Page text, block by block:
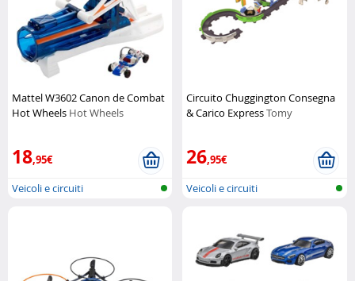
Mattel W3602 Canon de Combat
Hot Wheels Hot Wheels
18,95€
Veicoli e circuiti
Circuito Chuggington Consegna
& Carico ExpressTomy
26,95€
Veicoli e circuiti